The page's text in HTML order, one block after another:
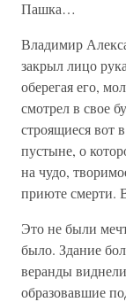
Пашка…
Владимир
закрыл лицо
оберегая его,
смотрел в свое
строящиеся вот
пустыне, о
на чудо,
приюте смерти.
Это не были
было. Здание
веранды
образовавшие